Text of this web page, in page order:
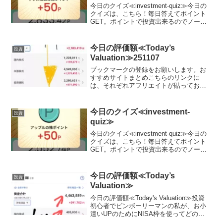
今日のクイズ≪investment-quiz≫今日の
クイズは、こちら！毎日答えてポイント
GET。ポイントで投資出来るのでノーリ
可能！Play to Earn型クイズ...
投資
今日の評価額≪Today’s
Valuation≫251107
ブックマークの登録をお願いします。お
すすめサイトまとめこちらのリンクに
は、それぞれアフリエイトが貼っており
でビンボーリーマンの私が、お小遣いUP
のためにNISA枠を使っ...
投資
今日のクイズ≪investment-
quiz≫
今日のクイズ≪investment-quiz≫今日の
クイズは、こちら！毎日答えてポイント
GET。ポイントで投資出来るのでノーリ
可能！Play to Earn型クイズ...
投資
今日の評価額≪Today’s
Valuation≫
今日の評価額≪Today's Valuation≫投資
初心者でビンボーリーマンの私が、お小
遣いUPのためにNISA枠を使ってどの銘